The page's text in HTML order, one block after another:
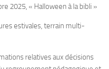
2025, « Halloween à la bibli »
estivales, terrain multi-
relatives aux décisions